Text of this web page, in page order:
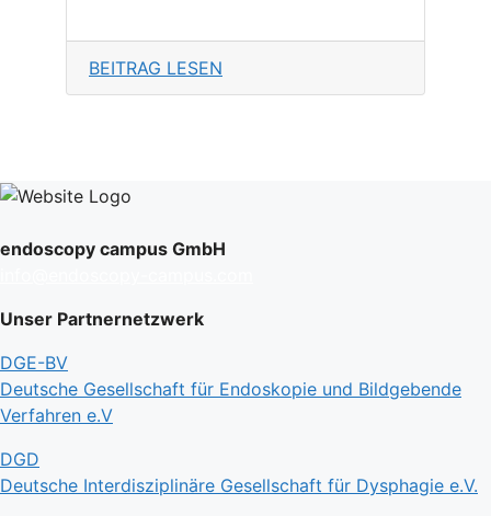
BEITRAG LESEN
endoscopy campus GmbH
Unser Partnernetzwerk
DGE-BV
Deutsche Gesellschaft für Endoskopie und Bildgebende
Verfahren e.V
DGD
Deutsche Interdisziplinäre Gesellschaft für Dysphagie e.V.